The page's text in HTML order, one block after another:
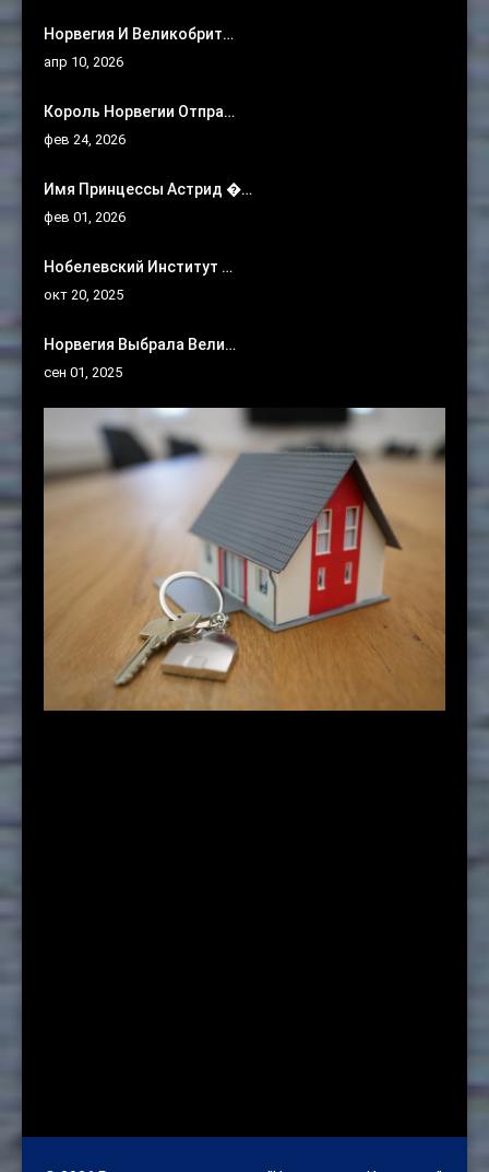
Норвегия И Великобрит…
апр 10, 2026
Король Норвегии Отпра…
фев 24, 2026
Имя Принцессы Астрид �…
фев 01, 2026
Нобелевский Институт …
окт 20, 2025
Норвегия Выбрала Вели…
сен 01, 2025